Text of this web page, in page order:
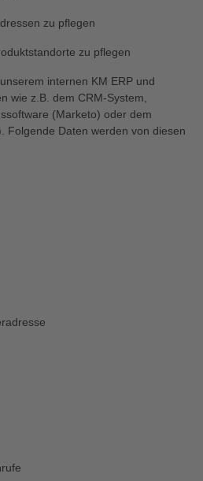
zu pflegen
zu pflegen
internen KM ERP und
wie z.B. dem CRM-System,
(Marketo) oder dem
Folgende Daten werden von diesen